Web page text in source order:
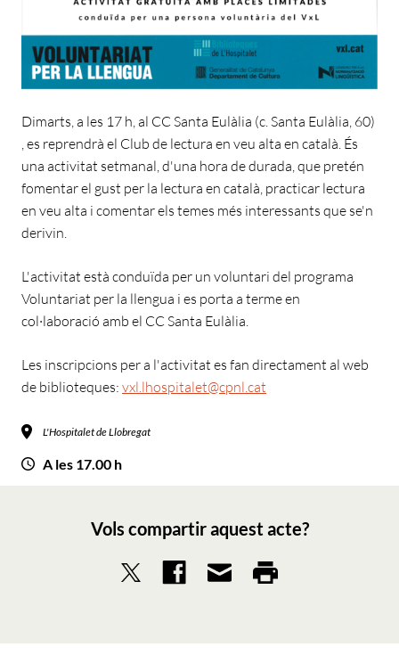
Dimarts, a les 17 h, al CC Santa Eulàlia (c. Santa Eulàlia, 60)
, es reprendrà el Club de lectura en veu alta en català. És
una activitat setmanal, d'una hora de durada, que pretén
fomentar el gust per la lectura en català, practicar lectura
en veu alta i comentar els temes més interessants que se'n
derivin.
L'activitat està conduïda per un voluntari del programa
Voluntariat per la llengua i es porta a terme en
col·laboració amb el CC Santa Eulàlia.
Les inscripcions per a l'activitat es fan directament al web
de biblioteques: vxl.lhospitalet@cpnl.cat
L'Hospitalet de Llobregat
A les 17.00 h
Vols compartir aquest acte?